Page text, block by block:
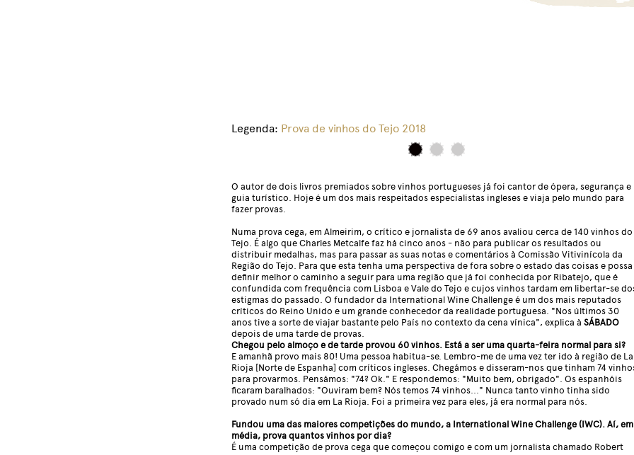
Legenda: Prova de vinhos do Tejo 2018
O autor de dois livros premiados sobre vinhos portugueses já foi cantor de ópera, segurança e
guia turístico. Hoje é um dos mais respeitados especialistas ingleses e viaja pelo mundo para
fazer provas.
Numa prova cega, em Almeirim, o crítico e jornalista de 69 anos avaliou cerca de 140 vinhos do
Tejo. É algo que Charles Metcalfe faz há cinco anos - não para publicar os resultados ou
distribuir medalhas, mas para passar as suas notas e comentários à Comissão Vitivinícola da
Região do Tejo. Para que esta tenha uma perspectiva de fora sobre o estado das coisas e possa
definir melhor o caminho a seguir para uma região que já foi conhecida por Ribatejo, que é
confundida com frequência com Lisboa e Vale do Tejo e cujos vinhos tardam em libertar-se
estigmas do passado. O fundador da International Wine Challenge é um dos mais reputados
críticos do Reino Unido e um grande conhecedor da realidade portuguesa. "Nos últimos 30
anos tive a sorte de viajar bastante pelo País no contexto da cena vínica", explica à SÁBADO
depois de uma tarde de provas.
Chegou pelo almoço e de tarde provou 60 vinhos. Está a ser uma quarta-feira normal para si?
E amanhã provo mais 80! Uma pessoa habitua-se. Lembro-me de uma vez ter ido à região de La
Rioja [Norte de Espanha] com críticos ingleses. Chegámos e disseram-nos que tinham 74
para provarmos. Pensámos: "74? Ok." E respondemos: "Muito bem, obrigado". Os espanhóis
ficaram baralhados: "Ouviram bem? Nós temos 74 vinhos..." Nunca tanto vinho tinha sido
provado num só dia em La Rioja. Foi a primeira vez para eles, já era normal para nós.
Fundou uma das maiores competições do mundo, a International Wine Challenge (IWC). Aí, em
média, prova quantos vinhos por dia?
É uma competição de prova cega que começou comigo e com um jornalista chamado Robert